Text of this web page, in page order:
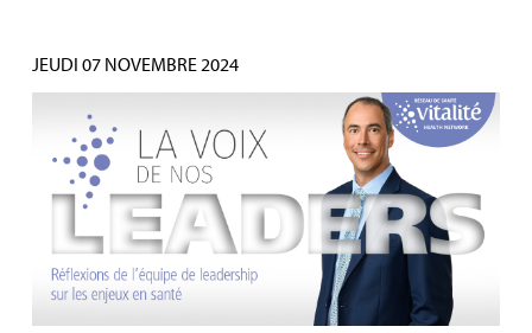
JEUDI 07 NOVEMBRE 2024